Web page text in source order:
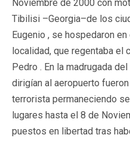
Noviembre de 2000 con
Tibilisi –Georgia–de los
Eugenio , se hospedaron
localidad, que regentaba el
Pedro . En la madrugada
dirigían al aeropuerto
terrorista permaneciendo
lugares hasta el 8 de
puestos en libertad tras